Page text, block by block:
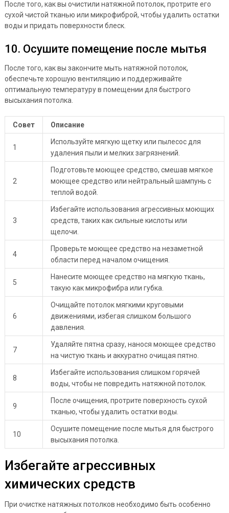
После того, как вы очистили натяжной потолок, протрите его
сухой чистой тканью или микрофиброй, чтобы удалить остатки
воды и придать поверхности блеск.
10. Осушите помещение после мытья
После того, как вы закончите мыть натяжной потолок,
обеспечьте хорошую вентиляцию и поддерживайте
оптимальную температуру в помещении для быстрого
высыхания потолка.
Совет Описание
1
Используйте мягкую щетку или пылесос для
удаления пыли и мелких загрязнений.
2
Подготовьте моющее средство, смешав мягкое
моющее средство или нейтральный шампунь с
теплой водой.
3
Избегайте использования агрессивных моющих
средств, таких как сильные кислоты или
щелочи.
4
Проверьте моющее средство на незаметной
области перед началом очищения.
5
Нанесите моющее средство на мягкую ткань,
такую как микрофибра или губка.
6
Очищайте потолок мягкими круговыми
движениями, избегая слишком большого
давления.
7
Удаляйте пятна сразу, нанося моющее средство
на чистую ткань и аккуратно очищая пятно.
8
Избегайте использования слишком горячей
воды, чтобы не повредить натяжной потолок.
9
После очищения, протрите поверхность сухой
тканью, чтобы удалить остатки воды.
10
Осушите помещение после мытья для быстрого
высыхания потолка.
Избегайте агрессивных
химических средств
При очистке натяжных потолков необходимо быть особенно